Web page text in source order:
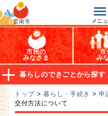
雲南市 メニ
オープンデータ
市民の
みなさま
市
み
暮らしのできごとから探す
トップ >暮らし・手続き >申
交付方法について